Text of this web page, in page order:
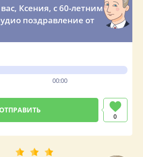
Ксения, с 60-летним
поздравление от
00:00
0